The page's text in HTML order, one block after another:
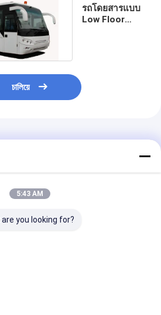
รถโดยสารแบบ
Low Floor
চালিয়ে
5:43 AM
you looking for?